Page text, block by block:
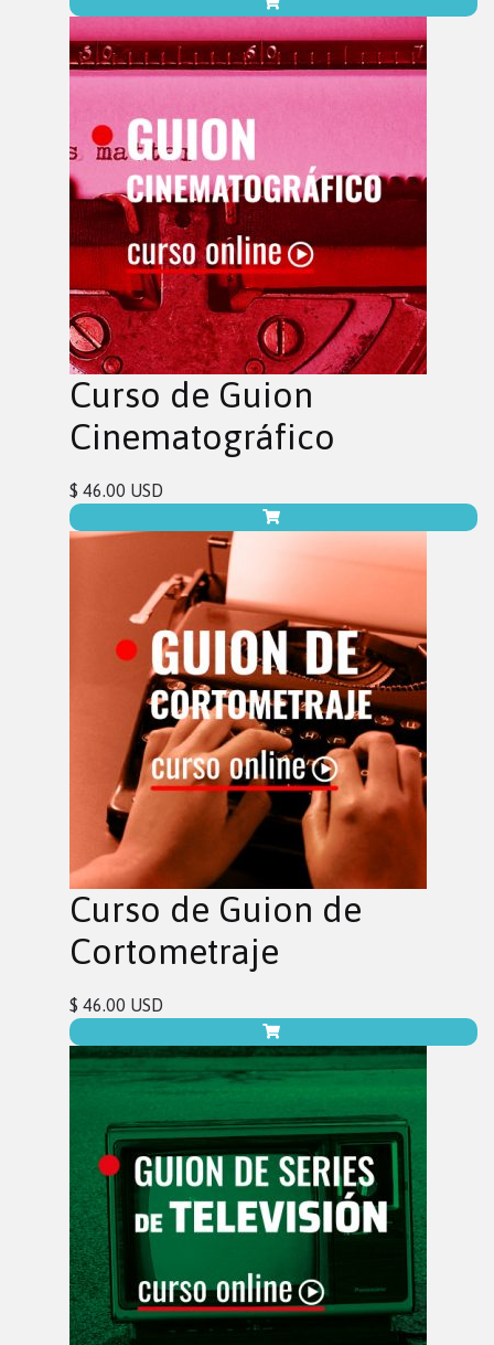
Curso de Guion
Cinematográfico
$ 46.00 USD
Curso de Guion de
Cortometraje
$ 46.00 USD